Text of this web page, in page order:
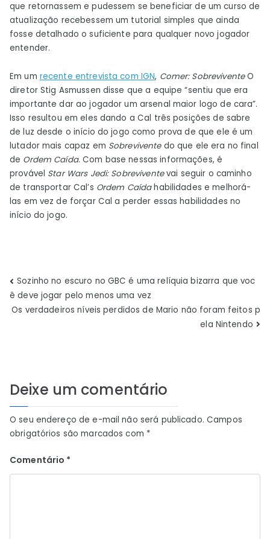
que retornassem e pudessem se beneficiar de um curso de
atualização recebessem um tutorial simples que ainda
fosse detalhado o suficiente para qualquer novo jogador
entender.
Em um recente entrevista com IGN, Comer: SobreviventeO
diretor Stig Asmussen disse que a equipe “sentiu que era
importante dar ao jogador um arsenal maior logo de cara”.
Isso resultou em eles dando a Cal três posições de sabre
de luz desde o início do jogo como prova de que ele é um
lutador mais capaz em Sobreviventedo que ele era no final
de Ordem Caída. Com base nessas informações, é
provável Star Wars Jedi: Sobreviventevai seguir o caminho
de transportar Cal’s Ordem Caídahabilidades e melhorá-
las em vez de forçar Cal a perder essas habilidades no
início do jogo.
Navegação
de
Sozinho no escuro no GBC é uma relíquia bizarra que voc
ê deve jogar pelo menos uma vez
Os verdadeiros níveis perdidos de Mario não foram feitos p
ela Nintendo
Deixe um comentário
O seu endereço de e-mail não será publicado. Campos
obrigatórios são marcados com *
Comentário *